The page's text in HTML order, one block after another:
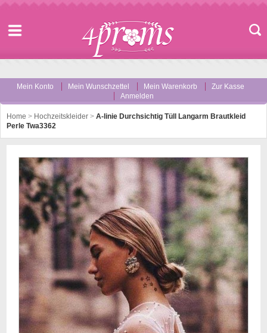
Mein Konto Mein Wunschzettel Mein Warenkorb
Zur Kasse
Anmelden
Home > Hochzeitskleider > A-linie Durchsichtig Tüll Langarm Brautkleid
Perle Twa3362